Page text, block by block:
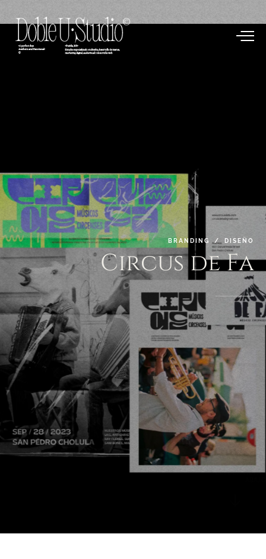
BRANDING / DISEÑO
Circus deFa
DESLIZAR HACIA